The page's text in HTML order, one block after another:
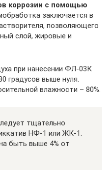
коррозии с помощью
заключается в
позволяющего
слой, жировые и
при нанесении ФЛ-03К
градусов выше нуля.
влажности – 80%.
тщательно
НФ-1 или ЖК-1.
быть выше 4% от